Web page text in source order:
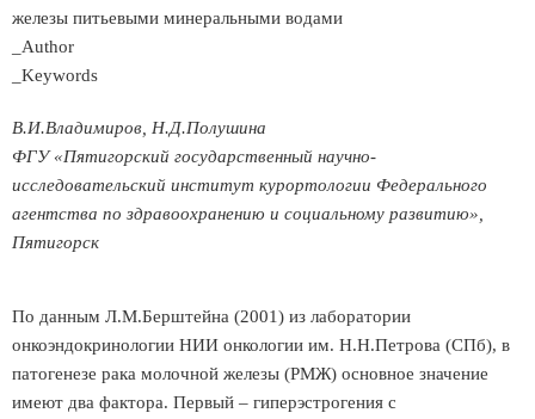
железы питьевыми минеральными водами
_Author
_Keywords
В.И.Владимиров, Н.Д.Полушина
ФГУ «Пятигорский государственный научно-
исследовательский институт курортологии Федерального
агентства по здравоохранению и социальному развитию»,
Пятигорск
По данным Л.М.Берштейна (2001) из лаборатории
онкоэндокринологии НИИ онкологии им. Н.Н.Петрова (СПб), в
патогенезе рака молочной железы (РМЖ) основное значение
имеют два фактора. Первый – гиперэстрогения с